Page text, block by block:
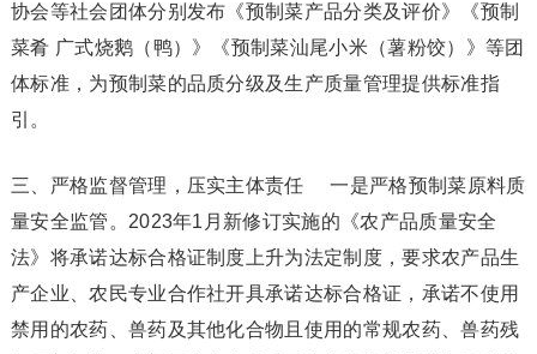
协会等社会团体分别发布《预制菜产品分类及评价》《预制
菜肴 广式烧鹅（鸭）》《预制菜汕尾小米（薯粉饺）》等团
体标准，为预制菜的品质分级及生产质量管理提供标准指
引。
三、严格监督管理，压实主体责任 一是严格预制菜原料质
量安全监管。2023年1月新修订实施的《农产品质量安全
法》将承诺达标合格证制度上升为法定制度，要求农产品生
产企业、农民专业合作社开具承诺达标合格证，承诺不使用
禁用的农药、兽药及其他化合物且使用的常规农药、兽药残